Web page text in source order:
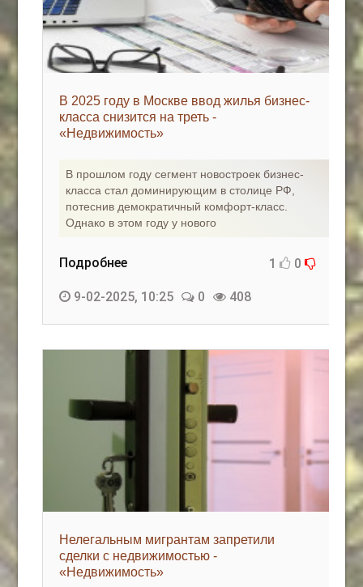
В 2025 году в Москве ввод жилья бизнес-
класса снизится на треть -
«Недвижимость»
В прошлом году сегмент новостроек бизнес-
класса стал доминирующим в столице РФ,
потеснив демократичный комфорт-класс.
Однако в этом году у нового
Подробнее 1 0
9-02-2025, 10:25 0 408
Нелегальным мигрантам запретили
сделки с недвижимостью -
«Недвижимость»